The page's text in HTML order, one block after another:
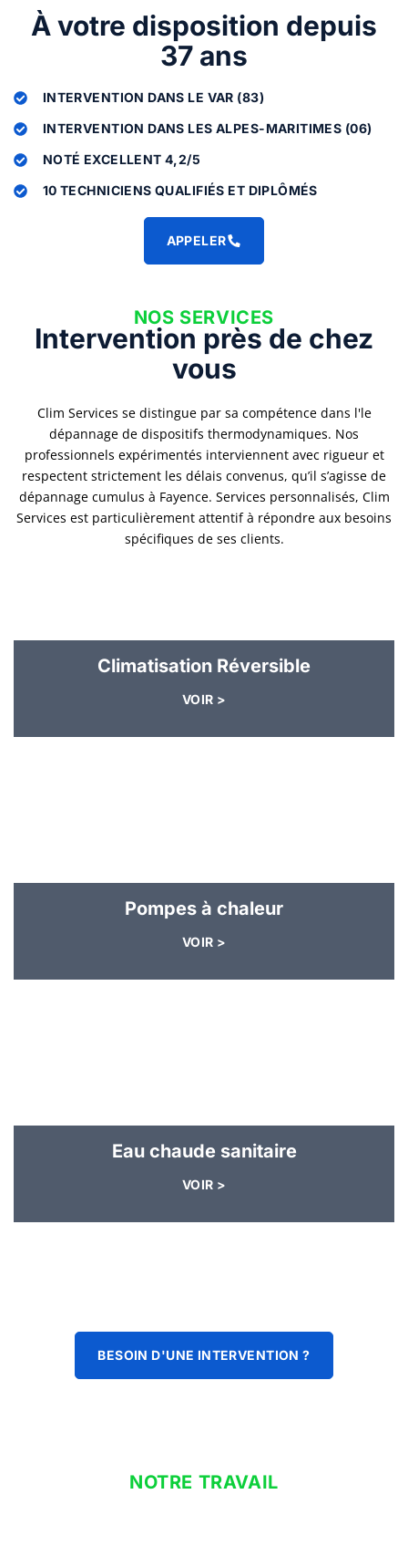
À votre disposition depuis
37 ans
INTERVENTION DANS LE VAR (83)
INTERVENTION DANS LES ALPES-MARITIMES (06)
NOTÉ EXCELLENT 4,2/5
10 TECHNICIENS QUALIFIÉS ET DIPLÔMÉS
APPELER
NOS SERVICES
Intervention près de chez
vous
Clim Services se distingue par sa compétence dans l'le
dépannage de dispositifs thermodynamiques. Nos
professionnels expérimentés interviennent avec rigueur et
respectent strictement les délais convenus, qu’il s’agisse de
dépannage cumulus à Fayence. Services personnalisés, Clim
Services est particulièrement attentif à répondre aux besoins
spécifiques de ses clients.
Climatisation Réversible
VOIR >
Pompes à chaleur
VOIR >
Eau chaude sanitaire
VOIR >
BESOIN D'UNE INTERVENTION ?
NOTRE TRAVAIL